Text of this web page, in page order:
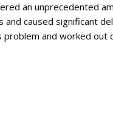
an unprecedented
caused significant
problem and worked out